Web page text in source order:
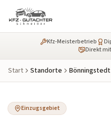
Kfz-Meisterbetrieb
Direkt
Start Standorte Bönningstedt
Einzugsgebiet